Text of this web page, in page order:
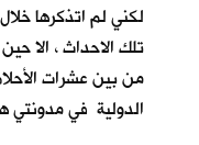
لكني لم اتذكرها
تلك الاحداث ، الا
من بين عشرات
الدولية في مدونتي